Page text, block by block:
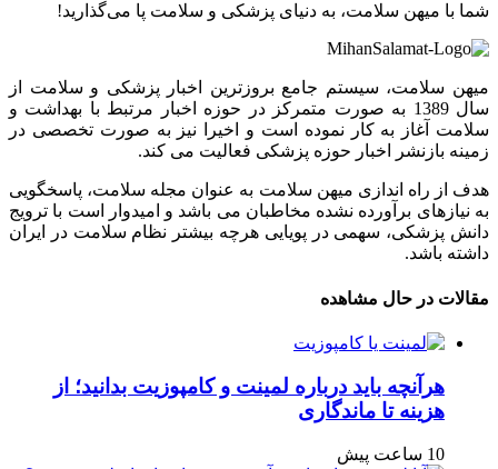
شما با میهن سلامت، به دنیای پزشکی و سلامت پا می‌گذارید!
میهن سلامت، سیستم جامع بروزترین اخبار پزشکی و سلامت از
سال 1389 به صورت متمرکز در حوزه اخبار مرتبط با بهداشت و
سلامت آغاز به کار نموده است و اخیرا نیز به صورت تخصصی در
زمینه بازنشر اخبار حوزه پزشکی فعالیت می کند.
هدف از راه اندازی میهن سلامت به عنوان مجله سلامت، پاسخگویی
به نیازهای برآورده نشده مخاطبان می باشد و امیدوار است با ترویج
دانش پزشکی، سهمی در پویایی هرچه بیشتر نظام سلامت در ایران
داشته باشد.
مقالات در حال مشاهده
هرآنچه باید درباره لمینت و کامپوزیت بدانید؛ از
هزینه تا ماندگاری
10 ساعت پیش